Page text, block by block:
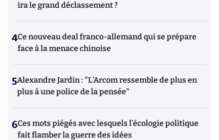
ira le grand déclassement ?
4Ce nouveau deal franco-allemand qui se prépare
face à la menace chinoise
5Alexandre Jardin : "L'Arcom ressemble de plus en
plus à une police de la pensée"
6Ces mots piégés avec lesquels l’écologie politique
fait flamber la guerre des idées